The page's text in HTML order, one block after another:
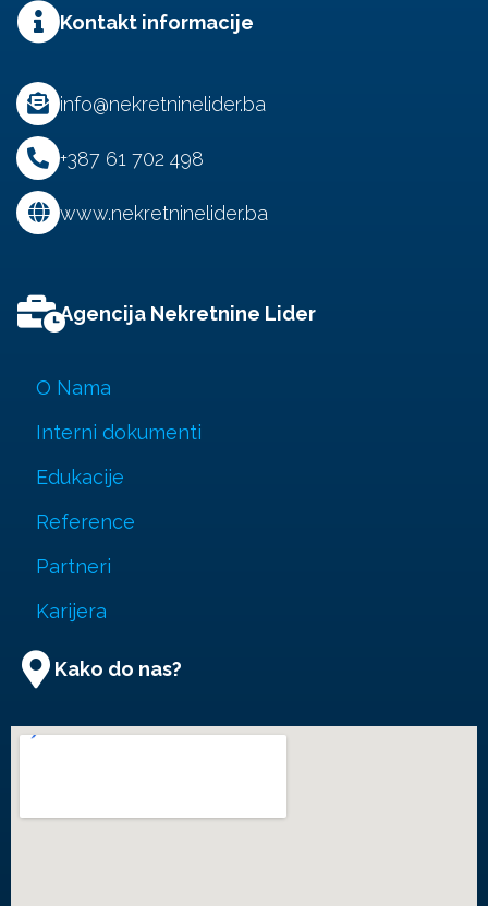
Kontakt informacije
info@nekretninelider.ba
+387 61 702 498
www.nekretninelider.ba
Agencija Nekretnine Lider
O Nama
Interni dokumenti
Edukacije
Reference
Partneri
Karijera
Kako do nas?